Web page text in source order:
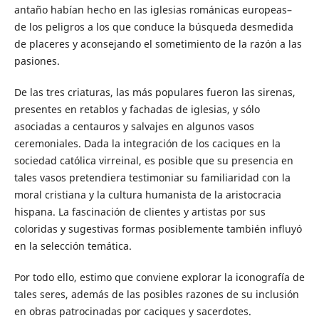
antaño habían hecho en las iglesias románicas europeas–
de los peligros a los que conduce la búsqueda desmedida
de placeres y aconsejando el sometimiento de la razón a las
pasiones.
De las tres criaturas, las más populares fueron las sirenas,
presentes en retablos y fachadas de iglesias, y sólo
asociadas a centauros y salvajes en algunos vasos
ceremoniales. Dada la integración de los caciques en la
sociedad católica virreinal, es posible que su presencia en
tales vasos pretendiera testimoniar su familiaridad con la
moral cristiana y la cultura humanista de la aristocracia
hispana. La fascinación de clientes y artistas por sus
coloridas y sugestivas formas posiblemente también influyó
en la selección temática.
Por todo ello, estimo que conviene explorar la iconografía de
tales seres, además de las posibles razones de su inclusión
en obras patrocinadas por caciques y sacerdotes.